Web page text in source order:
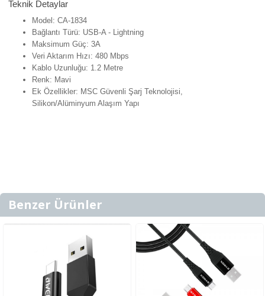
Teknik Detaylar
Model: CA-1834
Bağlantı Türü: USB-A - Lightning
Maksimum Güç: 3A
Veri Aktarım Hızı: 480 Mbps
Kablo Uzunluğu: 1.2 Metre
Renk: Mavi
Ek Özellikler: MSC Güvenli Şarj Teknolojisi,
Silikon/Alüminyum Alaşım Yapı
Benzer Ürünler